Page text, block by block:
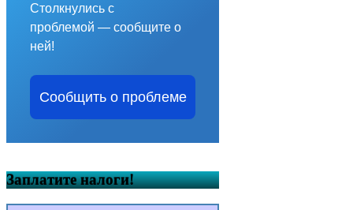
Столкнулись с
проблемой — сообщите о
ней!
Сообщить о проблеме
Заплатите налоги!